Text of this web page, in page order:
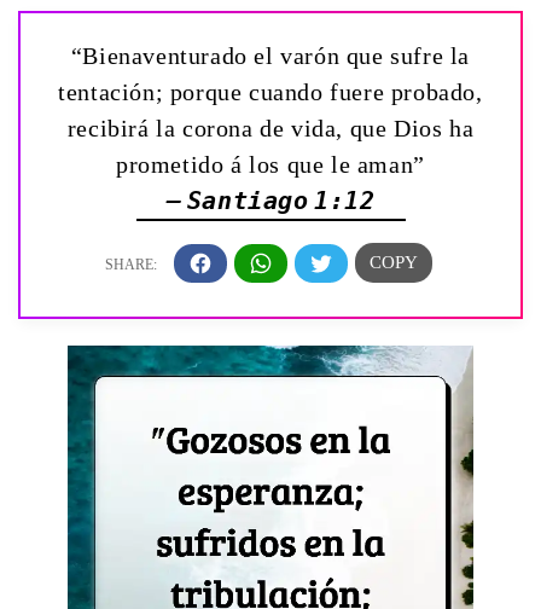
“Bienaventurado el varón que sufre la
tentación; porque cuando fuere probado,
recibirá la corona de vida, que Dios ha
prometido á los que le aman”
— Santiago 1:12